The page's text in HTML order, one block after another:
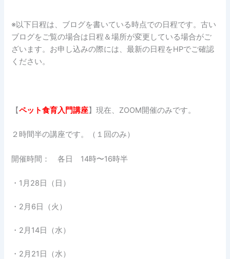
※以下日程は、ブログを書いている時点での日程です。古い
ブログをご覧の場合は日程＆場所が変更している場合がご
ざいます。お申し込みの際には、最新の日程をHPでご確認
ください。
【ペット食育入門講座】現在、ZOOM開催のみです。
２時間半の講座です。（１回のみ）
開催時間： 各日 14時〜16時半
・1月28日（日）
・2月6日（火）
・2月14日（水）
・2月21日（水）